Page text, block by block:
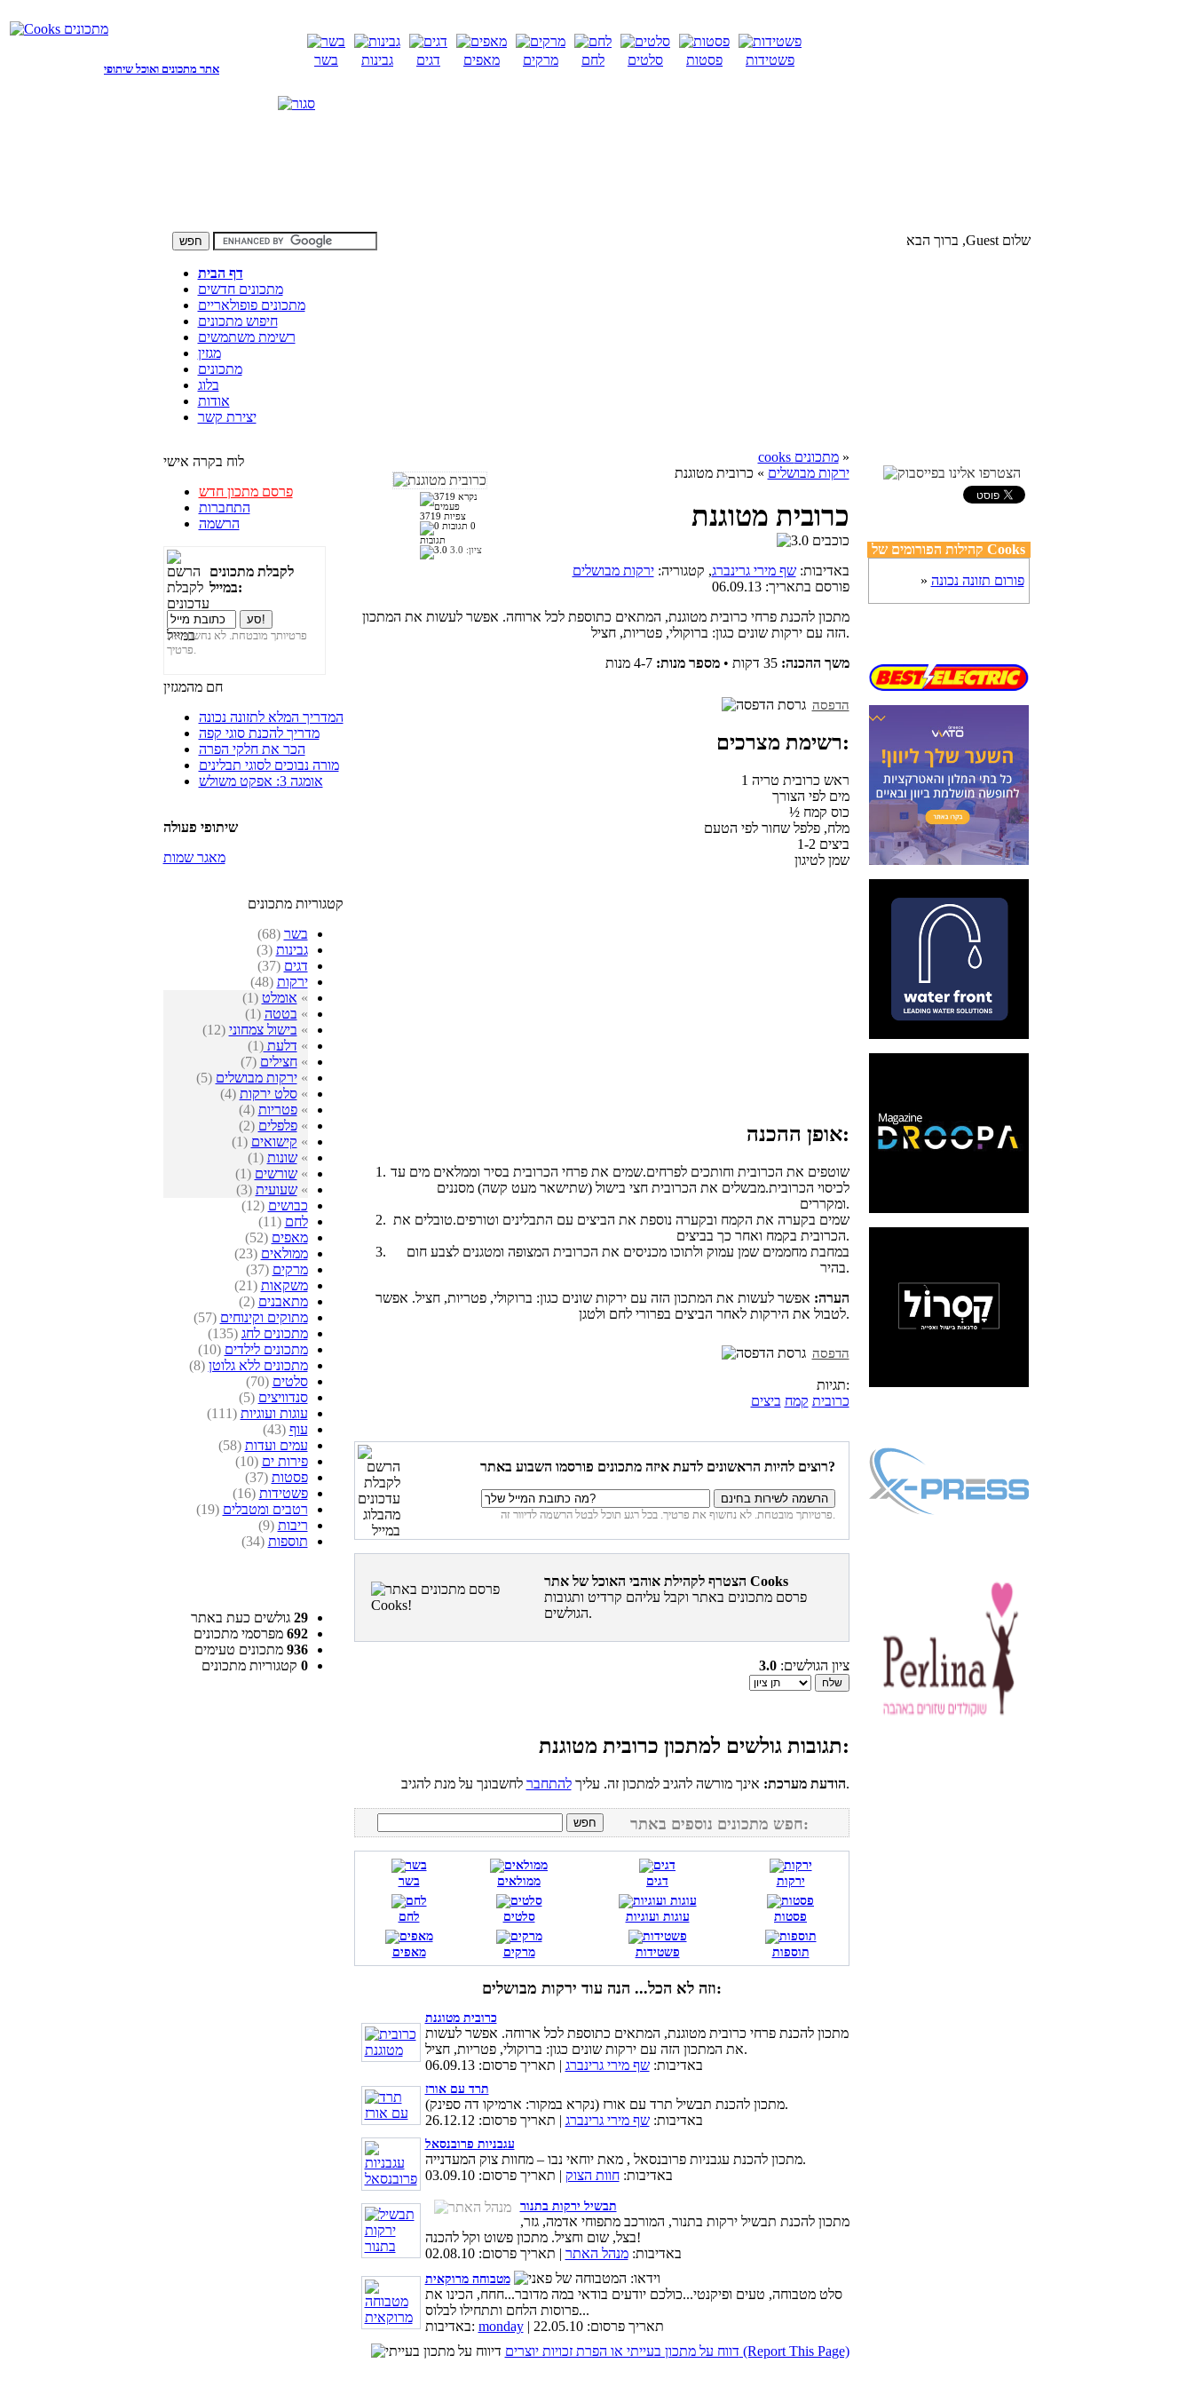
אתר מתכונים ואוכל שיתופי
בשר גבינות דגים מאפים מרקים לחם סלטים פסטות פשטידות
שלום Guest, ברוך הבא
דף הבית
מתכונים חדשים
מתכונים פופולאריים
חיפוש מתכונים
רשימת משתמשים
מגזין
מתכונים
בלוג
אודות
יצירת קשר
לוח בקרה אישי
פרסם מתכון חדש
התחברות
הרשמה
לקבלת מתכונים
במייל:
פרטיותך מובטחת. לא נחשוף את
פרטיך.
חם מהמגזין
המדריך המלא לתזונה נכונה
מדריך להכנת סוגי קפה
הכר את חלקי הפרה
מורה נבוכים לסוגי תבלינים
אומגה 3: אפקט משולש
שיתופי פעולה
מאגר שמות
קטגוריות מתכונים
בשר (68)
גבינות (3)
דגים (37)
ירקות (48)
» אומלט (1)
» בטטה (1)
» בישול צמחוני (12)
» דלעת(1)
»חצילים (7)
»ירקות מבושלים (5)
»סלט ירקות (4)
»פטריות (4)
»פלפלים (2)
» קישואים (1)
»שונות (1)
»שורשים (1)
»שעועית (3)
כבושים (12)
לחם (11)
מאפים (52)
ממולאים (23)
מרקים (37)
משקאות (21)
מתאבנים (2)
מתוקים וקינוחים (57)
מתכונים לחג (135)
מתכונים לילדים (10)
מתכונים ללא גלוטן (8)
סלטים (70)
סנדוויצים (5)
עוגות ועוגיות (111)
עוף (43)
עמים ועדות (58)
פירות ים (10)
פסטות (37)
פשטידות (16)
רטבים ומטבלים (19)
ריבות (9)
תוספות (34)
29 גולשים כעת באתר
692 מפרסמי מתכונים
936 מתכונים טעימים
0 קטגוריות מתכונים
3719 צפיות
0
תגובות
ציון: 3.0
cooks מתכונים»
ירקות מבושלים » כרובית מטוגנת
כרובית מטוגנת
באדיבות:שף מירי גרינברג, קטגוריה:ירקות מבושלים
פורסם בתאריך:06.09.13
מתכון להכנת פרחי כרובית מטוגנת, המתאים כתוספת לכל ארוחה. אפשר לעשות את המתכון
הזה עם ירקות שונים כגון: ברוקולי, פטריות, חציל.
משך ההכנה: 35 דקות •מספר מנות: 4-7 מנות
הדפסה
רשימת מצרכים:
1 ראש כרובית טריה
מים לפי הצורך
½ כוס קמח
מלח, פלפל שחור לפי הטעם
1-2 ביצים
שמן לטיגון
אופן ההכנה:
שוטפים את הכרובית וחותכים לפרחים.שמים את פרחי הכרובית בסיר וממלאים מים עד
לכיסוי הכרובית.מבשלים את הכרובית חצי בישול (שתישאר מעט קשה) מסננים
ומקררים.
שמים בקערה את הקמח ובקערה נוספת את הביצים עם התבלינים וטורפים.טובלים את
הכרובית בקמח ואחר כך בביצים.
במחבת מחממים שמן עמוק ולתוכו מכניסים את הכרובית המצופה ומטגנים לצבע חום
בהיר.
הערה: אפשר לעשות את המתכון הזה עם ירקות שונים כגון: ברוקולי, פטריות, חציל. אפשר
לטבול את הירקות לאחר הביצים בפרורי לחם ולטגן.
הדפסה
תגיות:
כרובית קמח ביצים
רוצים להיות הראשונים לדעת איזה מתכונים פורסמו השבוע באתר?
פרטיותך מובטחת. לא נחשוף את פרטיך. בכל רגע תוכל לבטל הרשמה לדיוור זה.
הצטרף לקהילת אוהבי האוכל של אתר Cooks
פרסם מתכונים באתר וקבל עליהם קרדיט ותגובות
הגולשים.
ציון הגולשים:3.0
תגובות גולשים למתכון כרובית מטוגנת:
הודעת מערכת: אינך מורשה להגיב למתכון זה. עליךלהתחבר לחשבונך על מנת להגיב.
חפש מתכונים נוספים באתר:
בשר ממולאים דגים ירקות
לחם סלטים עוגות ועוגיות פסטות
מאפים מרקים פשטידות תוספות
וזה לא הכל... הנה עוד ירקות מבושלים:
כרובית מטוגנת
מתכון להכנת פרחי כרובית מטוגנת, המתאים כתוספת לכל ארוחה. אפשר לעשות
את המתכון הזה עם ירקות שונים כגון: ברוקולי, פטריות, חציל.
באדיבות:שף מירי גרינברג | תאריך פרסום: 06.09.13
תרד עם אורז
מתכון להכנת תבשיל תרד עם אורז (נקרא במקור: ארמיקו דה ספינק).
באדיבות:שף מירי גרינברג | תאריך פרסום: 26.12.12
עגבניות פרובנסאל
מתכון להכנת עגבניות פרובנסאל , מאת יוחאי נבו – מחוות צוק המעדנייה.
באדיבות:חוות הצוק | תאריך פרסום: 03.09.10
תבשיל ירקות בתנור
מתכון להכנת תבשיל ירקות בתנור, המורכב מתפוחי אדמה, גזר,
בצל, שום וחציל. מתכון פשוט וקל להכנה!
באדיבות:מנהל האתר | תאריך פרסום: 02.08.10
מטבוחה מרוקאית
סלט מטבוחה, טעים ופיקנטי...כולכם יודעים בודאי במה מדובר...חחח, הכינו את
פרוסות הלחם ותתחילו לבלוס...
באדיבות: monday
| תאריך פרסום: 22.05.10
דווח על מתכון בעייתי או הפרת זכויות יוצרים (Report This Page)
קהילות הפורומים של Cooks
» פורום תזונה נכונה